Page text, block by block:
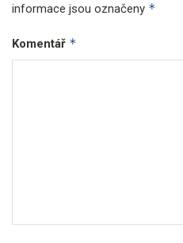
informace jsou označeny *
Komentář *